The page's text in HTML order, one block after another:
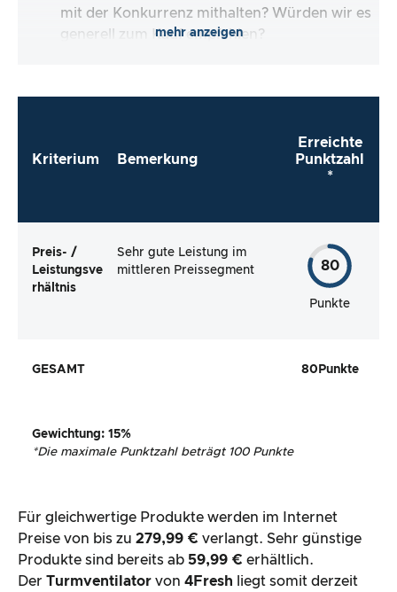
mit der Konkurrenz mithalten? Würden wir es
generell zum Kauf empfehlen?
mehr anzeigen
Kriterium Bemerkung
Erreichte
Punktzahl
*
Preis- /
Leistungsve
rhältnis
Sehr gute Leistung im
mittleren Preissegment
80
Punkte
GESAMT 80 Punkte
Gewichtung: 15%
*Die maximale Punktzahl beträgt 100 Punkte
Für gleichwertige Produkte werden im Internet
Preise von bis zu 279,99 € verlangt. Sehr günstige
Produkte sind bereits ab 59,99 € erhältlich.
Der Turmventilator von 4Fresh liegt somit derzeit